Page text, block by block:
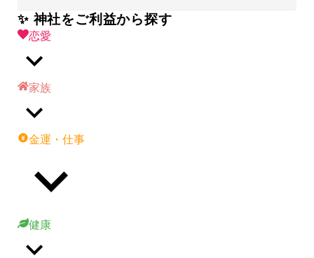
✨ 神社をご利益から探す
恋愛
家族
金運・仕事
健康